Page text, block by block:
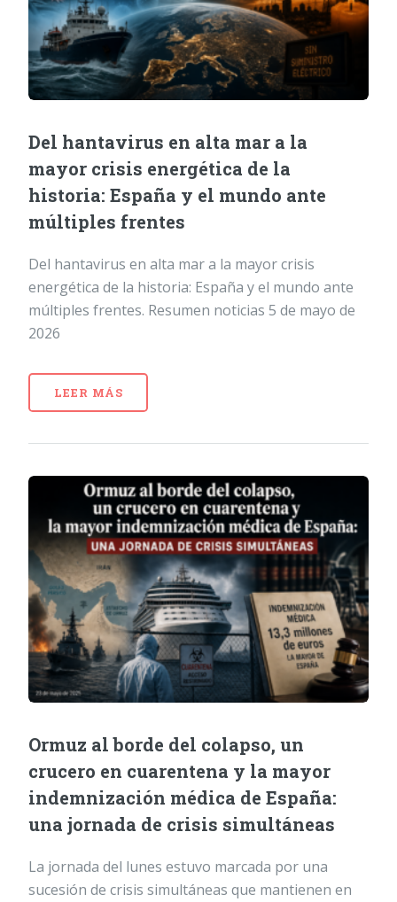
Del hantavirus en alta mar a la
mayor crisis energética de la
historia: España y el mundo ante
múltiples frentes
Del hantavirus en alta mar a la mayor crisis
energética de la historia: España y el mundo ante
múltiples frentes. Resumen noticias 5 de mayo de
2026
LEER MÁS
Ormuz al borde del colapso, un
crucero en cuarentena y la mayor
indemnización médica de España:
una jornada de crisis simultáneas
La jornada del lunes estuvo marcada por una
sucesión de crisis simultáneas que mantienen en